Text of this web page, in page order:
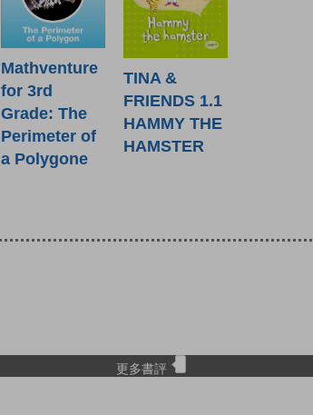
Mathventure
for 3rd
Grade: The
Perimeter of
a Polygone
TINA &
FRIENDS 1.1
HAMMY THE
HAMSTER
更多書評